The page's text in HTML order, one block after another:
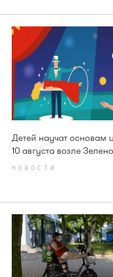
Детей научат основам
10 августа возле
НОВОСТИ